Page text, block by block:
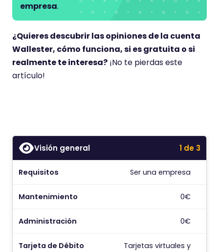
ó
n
d
e
empresa.
¿Quieres descubrir las opiniones de la cuenta
Wallester, cómo funciona, si es gratuita o si
realmente te interesa? ¡No te pierdas este
artículo!
Visión general 1 de 3
Requisitos Ser una empresa
Mantenimiento 0€
Administración 0€
Tarjeta de Débito
Tarjetas virtuales y